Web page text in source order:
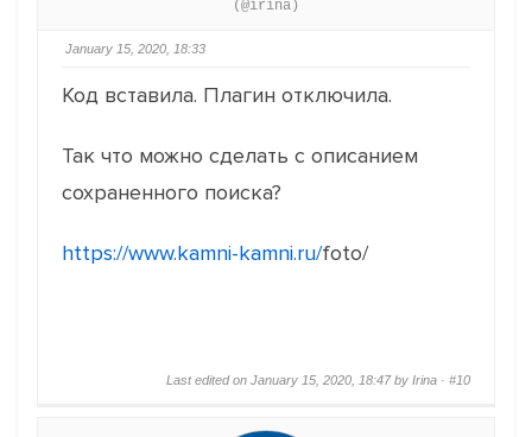
(@irina)
January 15, 2020, 18:33
Код вставила. Плагин отключила.
Так что можно сделать с описанием
сохраненного поиска?
https://www.kamni-kamni.ru/foto/
Last edited on January 15, 2020, 18:47 by Irina · #10